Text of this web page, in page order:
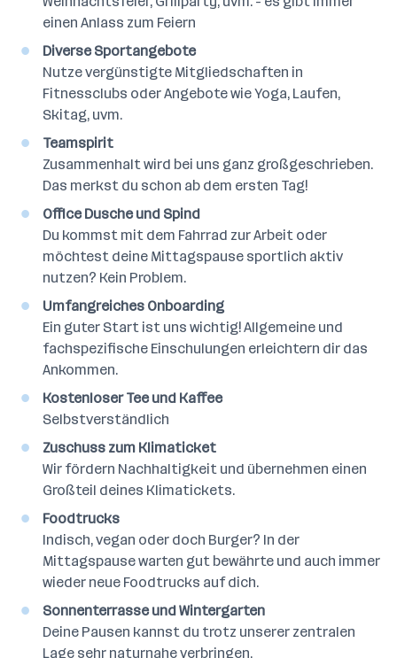
einen Anlass zum Feiern
Diverse Sportangebote
Nutze vergünstigte Mitgliedschaften in
Fitnessclubs oder Angebote wie Yoga, Laufen,
Skitag, uvm.
Teamspirit
Zusammenhalt wird bei uns ganz großgeschrieben.
Das merkst du schon ab dem ersten Tag!
Office Dusche und Spind
Du kommst mit dem Fahrrad zur Arbeit oder
möchtest deine Mittagspause sportlich aktiv
nutzen? Kein Problem.
Umfangreiches Onboarding
Ein guter Start ist uns wichtig! Allgemeine und
fachspezifische Einschulungen erleichtern dir das
Ankommen.
Kostenloser Tee und Kaffee
Selbstverständlich
Zuschuss zum Klimaticket
Wir fördern Nachhaltigkeit und übernehmen einen
Großteil deines Klimatickets.
Foodtrucks
Indisch, vegan oder doch Burger? In der
Mittagspause warten gut bewährte und auch immer
wieder neue Foodtrucks auf dich.
Sonnenterrasse und Wintergarten
Deine Pausen kannst du trotz unserer zentralen
Lage sehr naturnahe verbringen.